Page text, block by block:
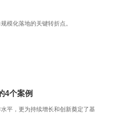
模化落地的关键转折点。
4个案例
平，更为持续增长和创新奠定了基